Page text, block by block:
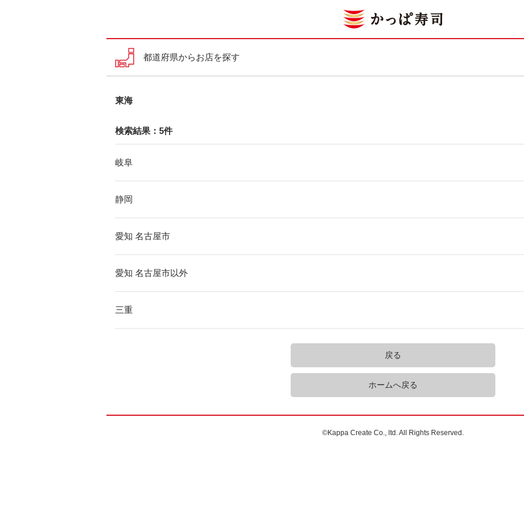
都道府県からお店を探す
東海
検索結果：5件
岐阜
静岡
愛知 名古屋市
愛知 名古屋市以外
三重
戻る
ホームへ戻る
©Kappa Create Co., ltd. All Rights Reserved.